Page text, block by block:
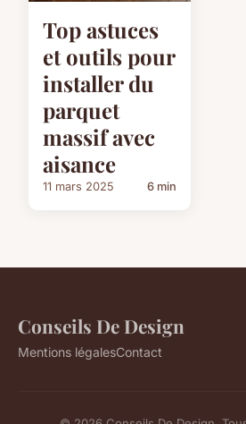
Top astuces
et outils pour
installer du
parquet
massif avec
aisance
11 mars 2025 6 min
Conseils De Design
Mentions légalesContact